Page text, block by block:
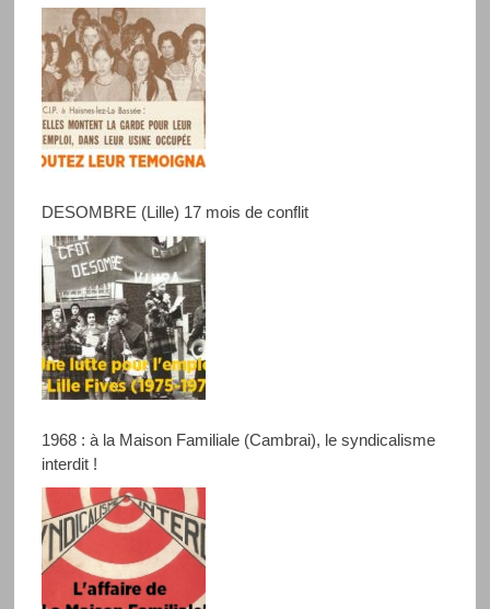
DESOMBRE (Lille) 17 mois de conflit
1968 : à la Maison Familiale (Cambrai), le syndicalisme
interdit !